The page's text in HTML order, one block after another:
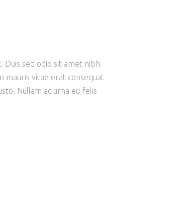
Duis sed odio sit amet nibh
mauris vitae erat consequat
Nullam ac urna eu felis